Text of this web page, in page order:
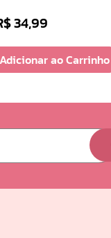
34,99
Adicionar ao Carrinho